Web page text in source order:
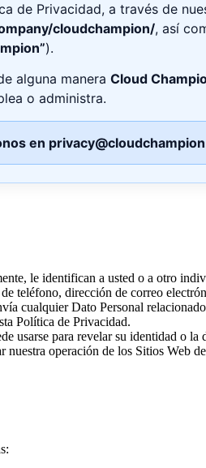
de Privacidad, a través de
cloudchampion/, así
).
alguna manera Cloud
o administra.
en
le identifican a usted o a otro
teléfono, dirección de correo
cualquier Dato Personal
Política de Privacidad.
usarse para revelar su identidad o
operación de los Sitios Web